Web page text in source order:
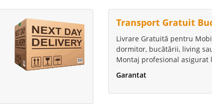
Transport Gratuit
Livrare Gratuită pentru
dormitor, bucătării, living
Montaj profesional asigurat
Garantat